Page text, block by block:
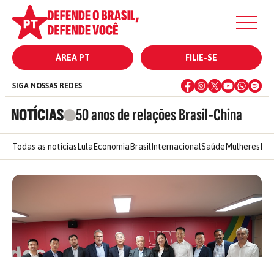
ÁREA PT FILIE-SE
NOTÍCIAS 50 anos de relações Brasil-China
SIGA NOSSAS REDES
Todas as notícias Lula Economia Brasil InternacionalSaúde Mulheres